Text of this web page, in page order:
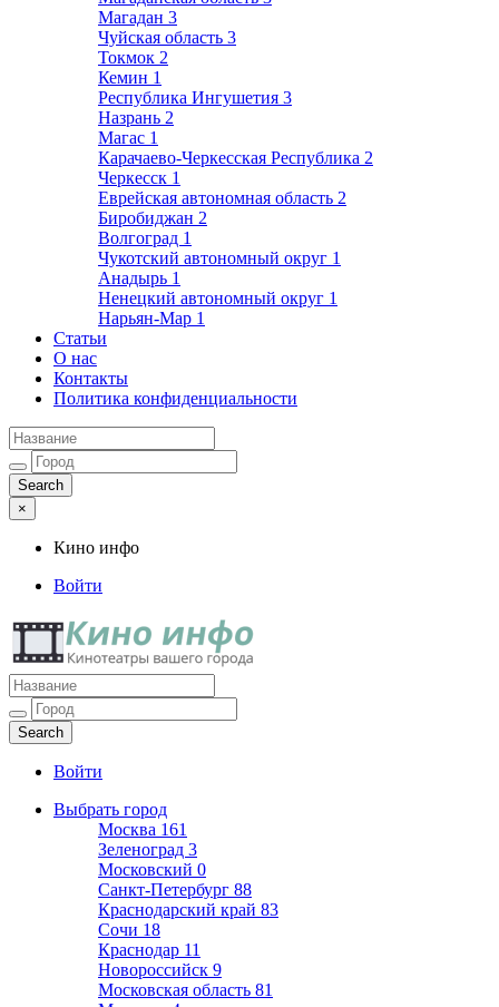
Магадан 3
Чуйская область 3
Токмок 2
Кемин 1
Республика Ингушетия 3
Назрань 2
Магас 1
Карачаево-Черкесская Республика 2
Черкесск 1
Еврейская автономная область 2
Биробиджан 2
Волгоград 1
Чукотский автономный округ 1
Анадырь 1
Ненецкий автономный округ 1
Нарьян-Мар 1
Статьи
О нас
Контакты
Политика конфиденциальности
×
Кино инфо
Войти
Кино инфо
Кинотеатры вашего города
Войти
Выбрать город
Москва 161
Зеленоград 3
Московский 0
Санкт-Петербург 88
Краснодарский край 83
Сочи 18
Краснодар 11
Новороссийск 9
Московская область 81